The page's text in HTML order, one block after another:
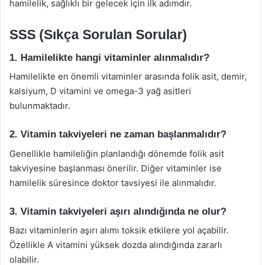
hamilelik, sağlıklı bir gelecek için ilk adımdır.
SSS (Sıkça Sorulan Sorular)
1. Hamilelikte hangi vitaminler alınmalıdır?
Hamilelikte en önemli vitaminler arasında folik asit, demir,
kalsiyum, D vitamini ve omega-3 yağ asitleri
bulunmaktadır.
2. Vitamin takviyeleri ne zaman başlanmalıdır?
Genellikle hamileliğin planlandığı dönemde folik asit
takviyesine başlanması önerilir. Diğer vitaminler ise
hamilelik süresince doktor tavsiyesi ile alınmalıdır.
3. Vitamin takviyeleri aşırı alındığında ne olur?
Bazı vitaminlerin aşırı alımı toksik etkilere yol açabilir.
Özellikle A vitamini yüksek dozda alındığında zararlı
olabilir.